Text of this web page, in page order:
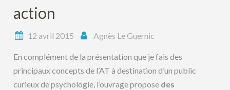
action
12 avril 2015 Agnès Le Guernic
En complément de la présentation que je fais des
principaux concepts de l’AT à destination d’un public
curieux de psychologie, l’ouvrage propose des